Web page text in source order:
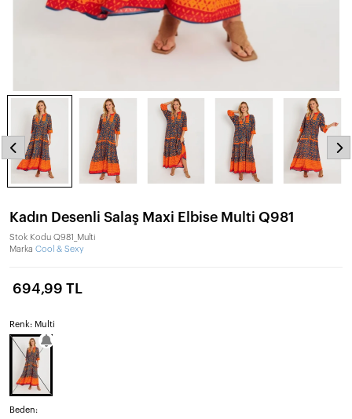
Kadın Desenli Salaş Maxi Elbise Multi Q981
Stok Kodu Q981_Multi
Marka Cool & Sexy
694,99 TL
Renk: Multi
Beden: